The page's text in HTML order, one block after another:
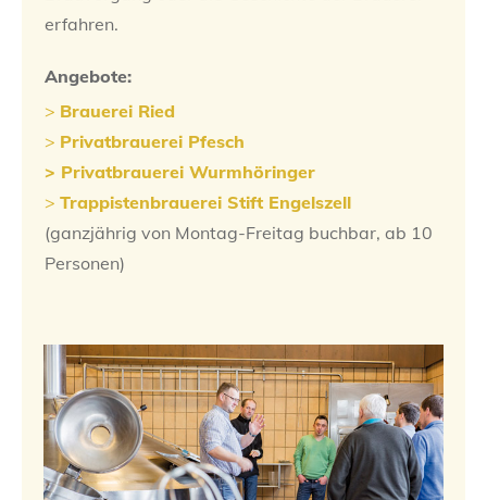
erfahren.
Angebote:
> Brauerei Ried
> Privatbrauerei Pfesch
> Privatbrauerei Wurmhöringer
> Trappistenbrauerei Stift Engelszell
(ganzjährig von Montag-Freitag buchbar, ab 10
Personen)